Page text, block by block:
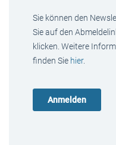
Sie können den
Sie auf den
klicken. Weitere
finden Sie hier.